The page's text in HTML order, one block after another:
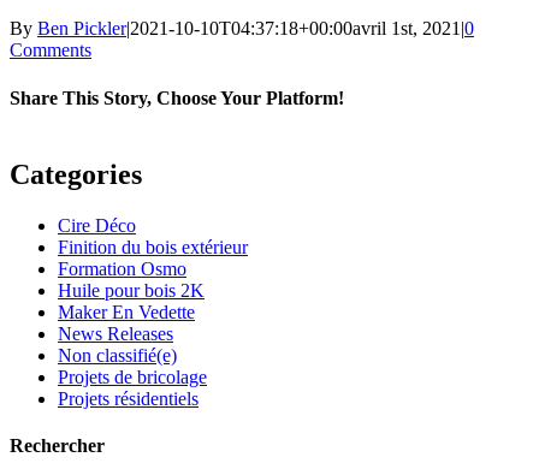
By Ben Pickler|2021-10-10T04:37:18+00:00avril 1st, 2021|0
Comments
Share This Story, Choose Your Platform!
Categories
Cire Déco
Finition du bois extérieur
Formation Osmo
Huile pour bois 2K
Maker En Vedette
News Releases
Non classifié(e)
Projets de bricolage
Projets résidentiels
Rechercher